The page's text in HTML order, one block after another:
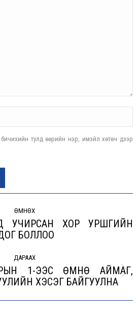
бичихийн тулд өөрийн нэр, имэйл хөтөч дээр
ӨМНӨХ
Previous
УЧИРСАН ХОР УРШГИЙН
БОЛЛОО
ДАРААХ
Next1-ЭЭС ӨМНӨ АЙМАГ,
ХЭСЭГ БАЙГУУЛНА